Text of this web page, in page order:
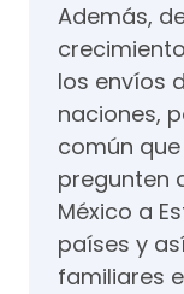
Además,
los envíos
naciones,
común
pregunten
México a
países y
familiares